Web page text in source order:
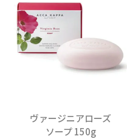
ヴァージニアローズ
ソープ 150g